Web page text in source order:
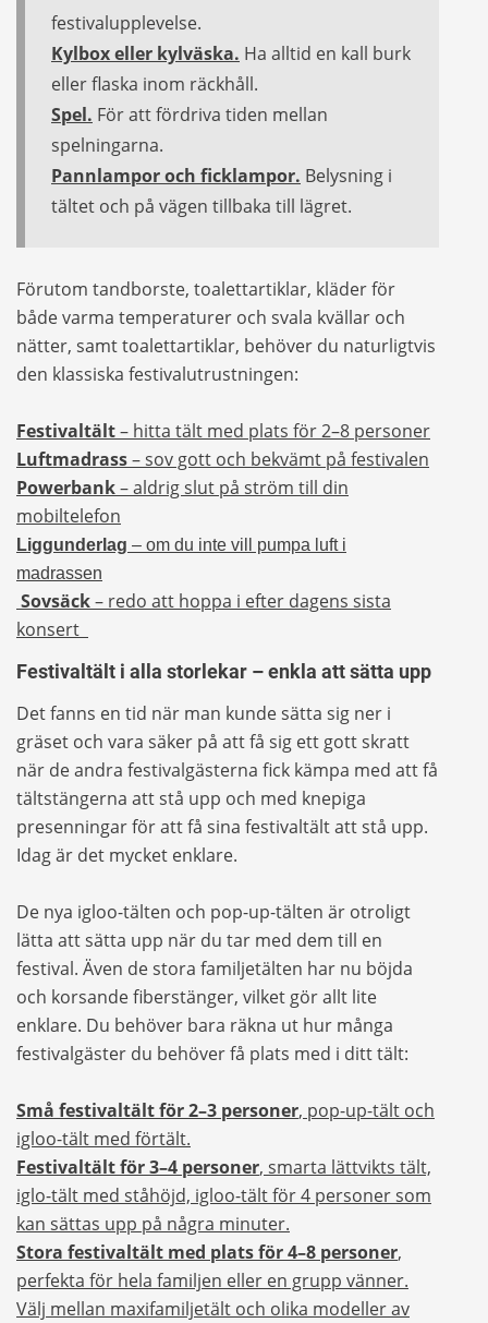
festivalupplevelse.
Kylbox eller kylväska. Ha alltid en kall burk
eller flaska inom räckhåll.
Spel. För att fördriva tiden mellan
spelningarna.
Pannlampor och ficklampor. Belysning i
tältet och på vägen tillbaka till lägret.
Förutom tandborste, toalettartiklar, kläder för
både varma temperaturer och svala kvällar och
nätter, samt toalettartiklar, behöver du naturligtvis
den klassiska festivalutrustningen:
Festivaltält– hitta tält med plats för 2–8 personer
Luftmadrass– sov gott och bekvämt på festivalen
Powerbank– aldrig slut på ström till din
mobiltelefon
Liggunderlag – om du inte vill pumpa luft i
madrassen
Sovsäck– redo att hoppa i efter dagens sista
konsert
Festivaltält i alla storlekar – enkla att sätta upp
Det fanns en tid när man kunde sätta sig ner i
gräset och vara säker på att få sig ett gott skratt
när de andra festivalgästerna fick kämpa med att få
tältstängerna att stå upp och med knepiga
presenningar för att få sina festivaltält att stå upp.
Idag är det mycket enklare.
De nya igloo-tälten och pop-up-tälten är otroligt
lätta att sätta upp när du tar med dem till en
festival. Även de stora familjetälten har nu böjda
och korsande fiberstänger, vilket gör allt lite
enklare. Du behöver bara räkna ut hur många
festivalgäster du behöver få plats med i ditt tält:
Små festivaltält för 2–3 personer, pop-up-tält och
igloo-tält med förtält.
Festivaltält för 3–4 personer, smarta lättvikts tält,
iglo-tält med ståhöjd, igloo-tält för 4 personer som
kan sättas upp på några minuter.
Stora festivaltält med plats för 4–8 personer,
perfekta för hela familjen eller en grupp vänner.
Välj mellan maxifamiljetält och olika modeller av